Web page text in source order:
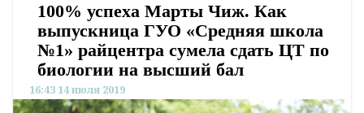
100% успеха Марты Чиж. Как
выпускница ГУО «Средняя школа
№1» райцентра сумела сдать ЦТ по
биологии на высший бал
16:43 14 июля 2019